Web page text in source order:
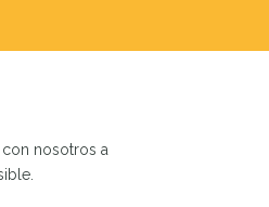
nosotros a